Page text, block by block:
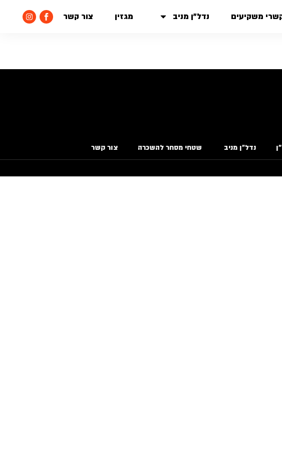
משקיעים נדל״ן מניב מגזין צור קשר
נדל״ן מניב שטחי מסחר להשכרה צור קשר